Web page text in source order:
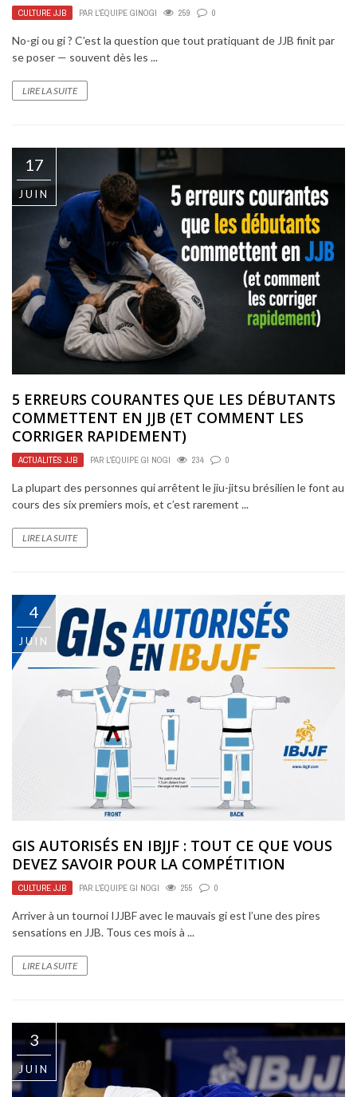
CULTURE JJB PAR L'ÉQUIPE GINOGI 259 0
No-gi ou gi ? C’est la question que tout pratiquant de JJB finit par
se poser — souvent dès les ...
LIRE LA SUITE
17
JUIN
5 ERREURS COURANTES QUE LES DÉBUTANTS
COMMETTENT EN JJB (ET COMMENT LES
CORRIGER RAPIDEMENT)
ACTUALITÉS JJB PAR L'ÉQUIPE GI NOGI 234 0
La plupart des personnes qui arrêtent le jiu-jitsu brésilien le font au
cours des six premiers mois, et c’est rarement ...
LIRE LA SUITE
4
JUIN
GIS AUTORISÉS EN IBJJF : TOUT CE QUE VOUS
DEVEZ SAVOIR POUR LA COMPÉTITION
CULTURE JJB PAR L'ÉQUIPE GI NOGI 255 0
Arriver à un tournoi IJJBF avec le mauvais gi est l’une des pires
sensations en JJB. Tous ces mois à ...
LIRE LA SUITE
3
JUIN